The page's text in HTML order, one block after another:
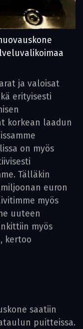
ja valoisat
erityisesti
korkean laadun
on myös
Tälläkin
euron
myös
uuteen
myös
kertoo
saatiin
puitteissa.